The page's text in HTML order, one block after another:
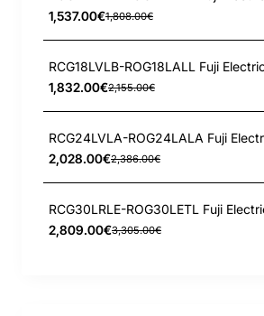
1,537.00€1,808.00€
1,832.00€2,155.00€
2,028.00€2,386.00€
2,809.00€3,305.00€